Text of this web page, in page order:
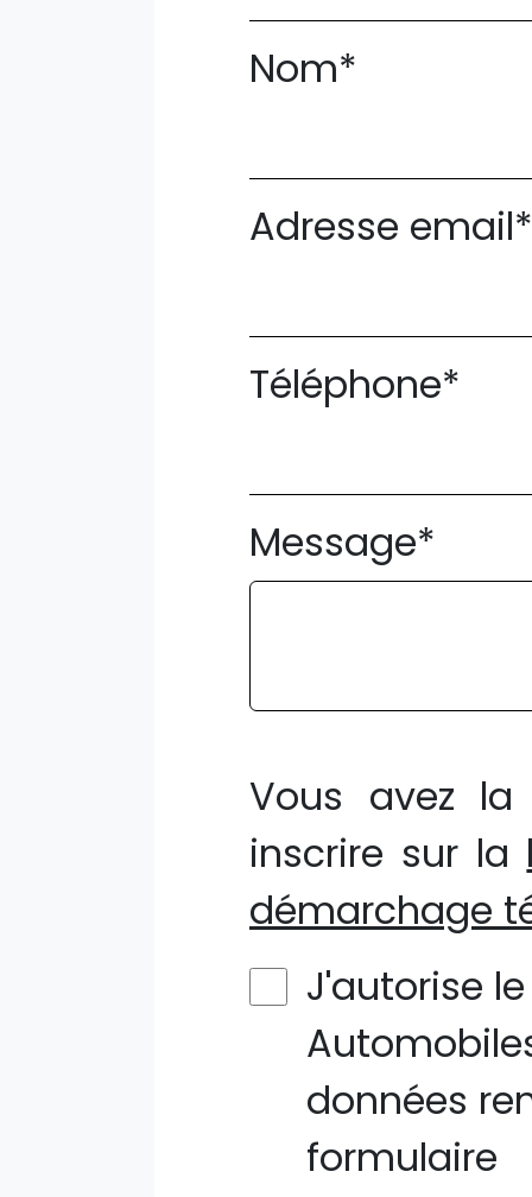
Nom*
Adresse email*
Téléphone*
Message*
Vous avez
inscrire sur la
démarchage
J'autorise
données
formulaire